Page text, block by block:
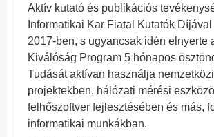
Aktív kutató és publikációs
Informatikai Kar Fiatal Kutatók
2017-ben, s ugyancsak idén elnyerte
Kiválóság Program 5 hónapos
Tudását aktívan használja
projektekben, hálózati mérési
felhőszoftver fejlesztésében és más,
informatikai munkákban.